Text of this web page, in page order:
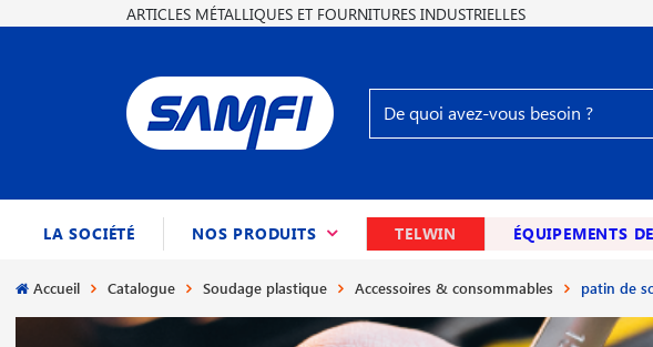
ARTICLES MÉTALLIQUES ET FOURNITURES INDUSTRIELLES
LA SOCIÉTÉ NOS PRODUITS (CURRENT)TELWIN ÉQUIPEMENTS
Accueil Catalogue Soudage plastique Accessoires & consommables patin de